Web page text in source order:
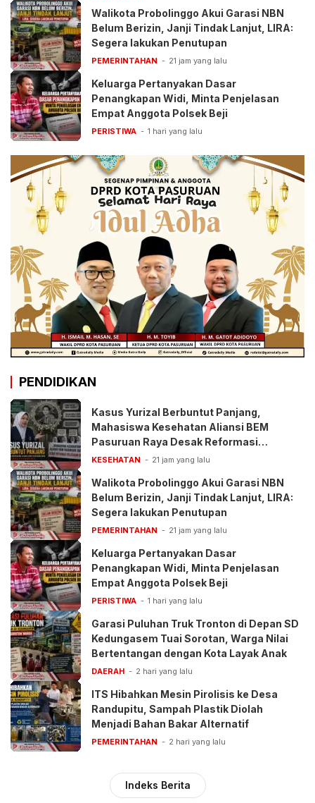
Walikota Probolinggo Akui Garasi NBN
Belum Berizin, Janji Tindak Lanjut, LIRA:
Segera lakukan Penutupan
PEMERINTAHAN 21 jam yang lalu
Keluarga Pertanyakan Dasar
Penangkapan Widi, Minta Penjelasan
Empat Anggota Polsek Beji
PERISTIWA 1 hari yang lalu
PENDIDIKAN
Kasus Yurizal Berbuntut Panjang,
Mahasiswa Kesehatan Aliansi BEM
Pasuruan Raya Desak Reformasi
Pelayanan BPJS
KESEHATAN 21 jam yang lalu
Walikota Probolinggo Akui Garasi NBN
Belum Berizin, Janji Tindak Lanjut, LIRA:
Segera lakukan Penutupan
PEMERINTAHAN 21 jam yang lalu
Keluarga Pertanyakan Dasar
Penangkapan Widi, Minta Penjelasan
Empat Anggota Polsek Beji
PERISTIWA 1 hari yang lalu
Garasi Puluhan Truk Tronton di Depan SD
Kedungasem Tuai Sorotan, Warga Nilai
Bertentangan dengan Kota Layak Anak
DAERAH 2 hari yang lalu
ITS Hibahkan Mesin Pirolisis ke Desa
Randupitu, Sampah Plastik Diolah
Menjadi Bahan Bakar Alternatif
PEMERINTAHAN 2 hari yang lalu
Indeks Berita